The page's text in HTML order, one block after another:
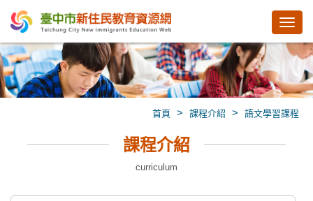
首頁 > 課程介紹 > 語文學習課程
課程介紹
curriculum